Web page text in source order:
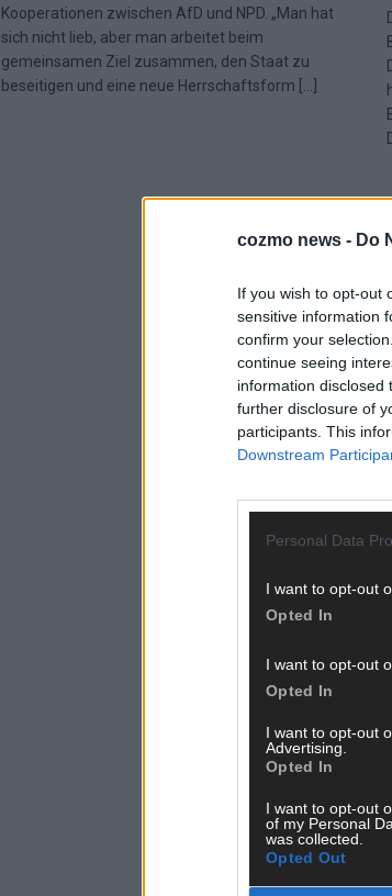
cozmo news - Do
If you wish to opt-out
sensitive information
confirm your
continue seeing
information disclosed
further disclosure of
participants. This
Downstream
Personal Data
I want to opt-out
Opted In
I want to opt-out
Opted In
I want to opt-out
Advertising.
Opted In
I want to opt-out
of my Personal
was collected.
Opted Out
Kooperationen zwischen AfD und NPD. „Man hat
sich nicht lieb, aber man arbeitet beim
gemeinsamen Ziel zusammen, den Staat zu
beseitigen und eine neue Herrschaftsform